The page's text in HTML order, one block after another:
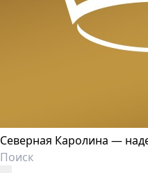
Северная Каролина —